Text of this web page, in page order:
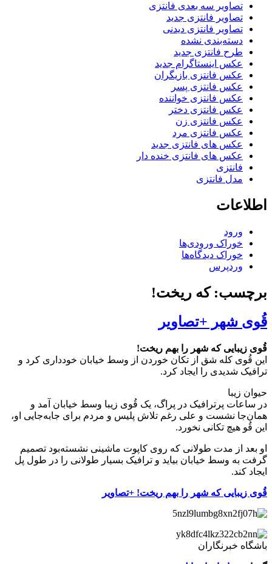
تصاویر سه بعدی فانتزی
تصاویر فانتزی جدید
تصاویر فانتزی دیدنی
دسته‌بندی نشده
طرح فانتزی جدید
عکس اینستاگرام جدید
عکس فانتزی بازیگران
عکس فانتزی پسر
عکس فانتزی خواننده
عکس فانتزی دختر
عکس فانتزی زن
عکس فانتزی مرد
عکس های فانتزی جدید
عکس های فانتزی خنده دار
فانتزی
مدل فانتزی
اطلاعات
ورود
خوراک ورودی‌ها
خوراک دیدگاه‌ها
وردپرس
برچسب: که ریخت!
قُوی شهر +تصاویر
قُوی زیبایی که شهر را بهم ریخت!
این قُوی کله شق از تکان خوردن از وسط خیابان خودداری کرد و
ترافیک شدیدی را ایجاد کرد.
حیوان زیبا
در ساعات پرترافیک در پراگ، یک قُوی زیبا وسط خیابان آمد و
همان‌جا نشست و علی رغم تلاش پلیس و مردم برای جابه‌جایی او،
این قُو هیچ تکانی نخورد.
او بعد از مدت طولانی که روی کاپوت ماشینی نشسته‌بود تصمیم
گرفت به وسط خیابان بیاید و ترافیک بسیار طولانی‌ را در طول پل
ایجاد کند.
قُوی زیبایی که شهر را بهم ریخت! +تصاویر
باشگاه خبرنگاران